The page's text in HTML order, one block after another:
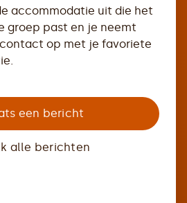
accommodatie uit die het
groep past en je neemt
op met je favoriete
een bericht
alle berichten